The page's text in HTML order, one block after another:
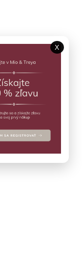
110 cm
134 cm
X